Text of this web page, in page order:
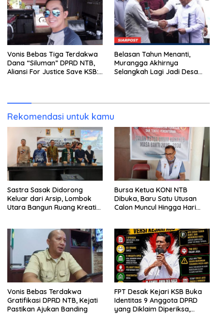
Vonis Bebas Tiga Terdakwa
Dana “Siluman” DPRD NTB,
Aliansi For Justice Save KSB:
Belasan Tahun Menanti,
Murangga Akhirnya
Selangkah Lagi Jadi Desa
Rekomendasi untuk kamu
Sastra Sasak Didorong
Keluar dari Arsip, Lombok
Utara Bangun Ruang Kreatif
Bursa Ketua KONI NTB
Dibuka, Baru Satu Utusan
Calon Muncul Hingga Hari
Vonis Bebas Terdakwa
Gratifikasi DPRD NTB, Kejati
Pastikan Ajukan Banding
FPT Desak Kejari KSB Buka
Identitas 9 Anggota DPRD
yang Diklaim Diperiksa,